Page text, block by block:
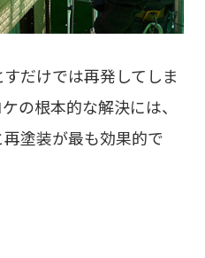
だけでは再発してしま
の根本的な解決には、
塗装が最も効果的で